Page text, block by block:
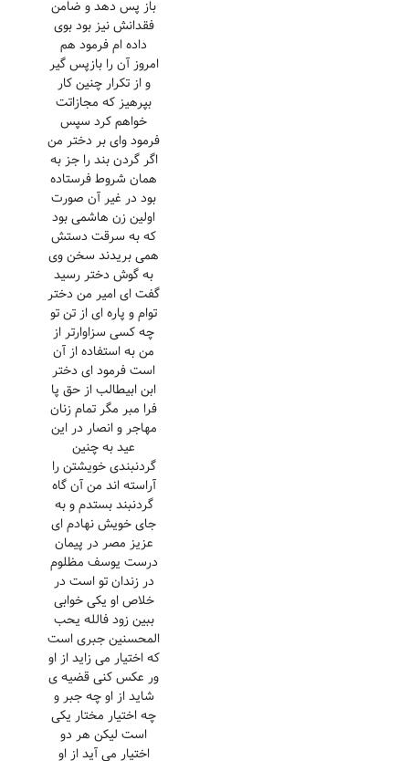
باز پس دهد و ضامن
فقدانش نیز بود بوی
داده ام فرمود هم
امروز آن را بازپس گیر
و از تکرار چنین کار
بپرهیز که مجازاتت
خواهم کرد سپس
فرمود وای بر دختر من
اگر گردن بند را جز به
همان شروط فرستاده
بود در غیر آن صورت
اولین زن هاشمی بود
که به سرقت دستش
همی بریدند سخن وی
به گوش دختر رسید
گفت ای امیر من دختر
توام و پاره ای از تن تو
چه کسی سزاوارتر از
من به استفاده از آن
است فرمود ای دختر
ابن ابیطالب از حق پا
فرا مبر مگر تمام زنان
مهاجر و انصار در این
عید به چنین
گردنبندی خویشتن را
آراسته اند من آن گاه
گردنبند بستدم و به
جای خویش نهادم ای
عزیز مصر در پیمان
درست یوسف مظلوم
در زندان تو است در
خلاص او یکی خوابی
ببین زود فالله یحب
المحسنین جبری است
که اختیار می زاید از او
ور عکس کنی قضیه ی
شاید از او چه جبر و
چه اختیار مختار یکی
است لیکن هر دو
اختیار می آید از او